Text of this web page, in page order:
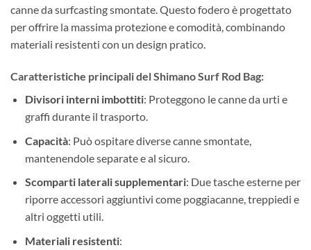
canne da surfcasting smontate. Questo fodero è progettato
per offrire la massima protezione e comodità, combinando
materiali resistenti con un design pratico.
Caratteristiche principali del Shimano Surf Rod Bag:
Divisori interni imbottiti: Proteggono le canne da urti e
graffi durante il trasporto.
Capacità: Può ospitare diverse canne smontate,
mantenendole separate e al sicuro.
Scomparti laterali supplementari: Due tasche esterne per
riporre accessori aggiuntivi come poggiacanne, treppiedi e
altri oggetti utili.
Materiali resistenti: